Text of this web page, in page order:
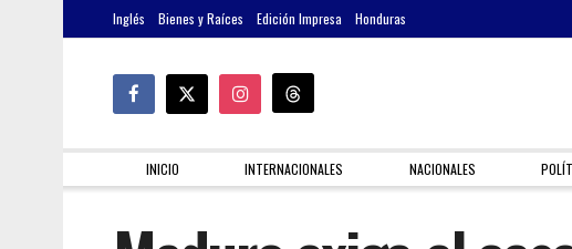
Inglés Bienes y Raíces Edición Impresa Honduras
INICIO INTERNACIONALES NACIONALES